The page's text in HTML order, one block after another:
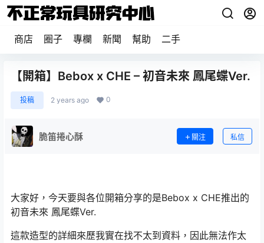
商店 圈子 專欄 新聞 幫助 二手
【開箱】Bebox x CHE – 初音未來 鳳尾蝶Ver.
投稿 2 years ago 0
脆笛捲心酥 關注 私信
大家好，今天要與各位開箱分享的是Bebox x CHE推出的
初音未來 鳳尾蝶Ver.
這款造型的詳細來歷我實在找不太到資料，因此無法作太